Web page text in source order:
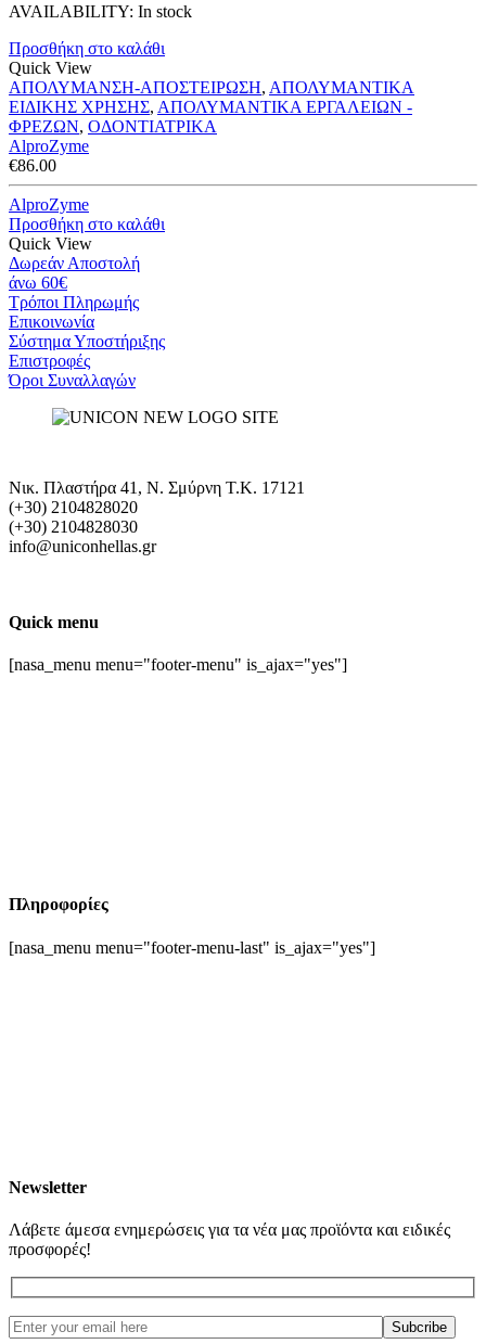
AVAILABILITY: In stock
Προσθήκη στο καλάθι
Quick View
ΑΠΟΛΥΜΑΝΣΗ-ΑΠΟΣΤΕΙΡΩΣΗ, ΑΠΟΛΥΜΑΝΤΙΚΑ
ΕΙΔΙΚΗΣ ΧΡΗΣΗΣ, ΑΠΟΛΥΜΑΝΤΙΚΑ ΕΡΓΑΛΕΙΩΝ -
ΦΡΕΖΩΝ, ΟΔΟΝΤΙΑΤΡΙΚΑ
AlproZyme
€86.00
AlproZyme
Προσθήκη στο καλάθι
Quick View
Δωρεάν Αποστολή
άνω 60€
Τρόποι Πληρωμής
Eπικοινωνία
Σύστημα Υποστήριξης
Επιστροφές
Όροι Συναλλαγών
Νικ. Πλαστήρα 41, Ν. Σμύρνη T.K. 17121
(+30) 2104828020
(+30) 2104828030
info@uniconhellas.gr
Quick menu
[nasa_menu menu="footer-menu" is_ajax="yes"]
Πληροφορίες
[nasa_menu menu="footer-menu-last" is_ajax="yes"]
Newsletter
Λάβετε άμεσα ενημερώσεις για τα νέα μας προϊόντα και ειδικές
προσφορές!